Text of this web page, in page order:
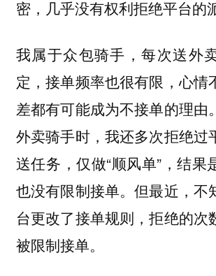
密，几乎没有权利拒绝平台的
我属于众包骑手，每次送外
定，接单频率也很有限，心情
差都有可能成为不接单的理由
外卖骑手时，我还多次拒绝过
送任务，仅做“顺风单”，结果
也没有限制接单。但最近，不
台更改了接单规则，拒绝的次
被限制接单。